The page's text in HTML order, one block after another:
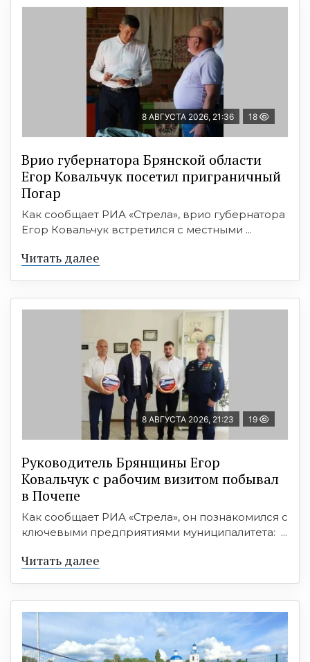
8 АВГУСТА 2026, 21:36 18
Врио губернатора Брянской области
Егор Ковальчук посетил приграничный
Погар
Как сообщает РИА «Стрела», врио губернатора
Егор Ковальчук встретился с местными ...
Читать далее
8 АВГУСТА 2026, 21:23 19
Руководитель Брянщины Егор
Ковальчук с рабочим визитом побывал
в Почепе
Как сообщает РИА «Стрела», он познакомился с
ключевыми предприятиями муниципалитета: ...
Читать далее